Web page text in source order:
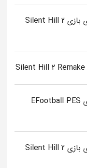
راهنمای معماهای بازی Silent Hill 2
همه چیز درباره ی EFootball PES
راهنمای معماهای بازی Silent Hill 2